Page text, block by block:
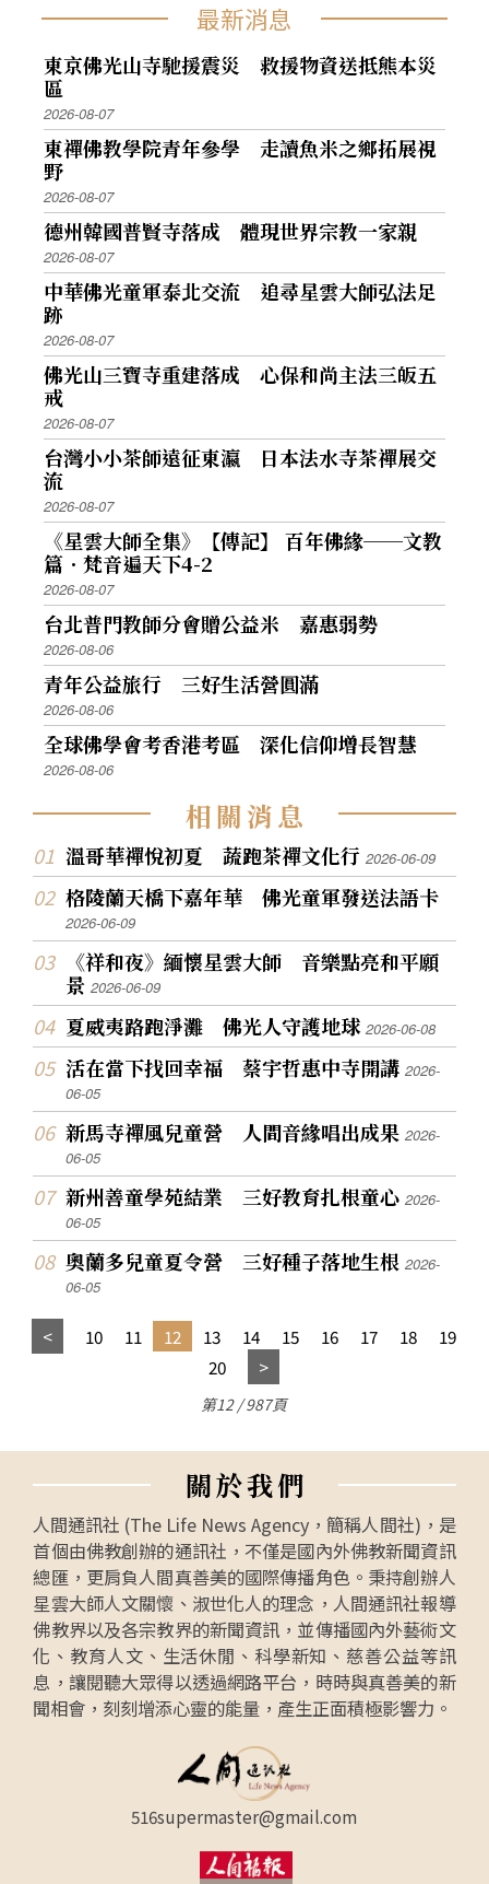
最新消息
東京佛光山寺馳援震災 救援物資送抵熊本災
區
2026-08-07
東禪佛教學院青年參學 走讀魚米之鄉拓展視
野
2026-08-07
德州韓國普賢寺落成 體現世界宗教一家親
2026-08-07
中華佛光童軍泰北交流 追尋星雲大師弘法足
跡
2026-08-07
佛光山三寶寺重建落成 心保和尚主法三皈五
戒
2026-08-07
台灣小小茶師遠征東瀛 日本法水寺茶禪展交
流
2026-08-07
《星雲大師全集》【傳記】 百年佛緣──文教
篇．梵音遍天下4-2
2026-08-07
台北普門教師分會贈公益米 嘉惠弱勢
2026-08-06
青年公益旅行 三好生活營圓滿
2026-08-06
全球佛學會考香港考區 深化信仰增長智慧
2026-08-06
相關消息
溫哥華禪悅初夏 蔬跑茶禪文化行2026-06-09
格陵蘭天橋下嘉年華 佛光童軍發送法語卡
2026-06-09
《祥和夜》緬懷星雲大師 音樂點亮和平願
景2026-06-09
夏威夷路跑淨灘 佛光人守護地球2026-06-08
活在當下找回幸福 蔡宇哲惠中寺開講2026-
06-05
新馬寺禪風兒童營 人間音緣唱出成果2026-
06-05
新州善童學苑結業 三好教育扎根童心2026-
06-05
奧蘭多兒童夏令營 三好種子落地生根2026-
06-05
10 11 12 13 14 15 16 17 18
19
20
第12 / 987頁
關於我們
人間通訊社 (The Life News Agency，簡稱人間社)，是
首個由佛教創辦的通訊社，不僅是國內外佛教新聞資訊
總匯，更肩負人間真善美的國際傳播角色。秉持創辦人
星雲大師人文關懷、淑世化人的理念，人間通訊社報導
佛教界以及各宗教界的新聞資訊，並傳播國內外藝術文
化、教育人文、生活休閒、科學新知、慈善公益等訊
息，讓閱聽大眾得以透過網路平台，時時與真善美的新
聞相會，刻刻增添心靈的能量，產生正面積極影響力。
516supermaster@gmail.com